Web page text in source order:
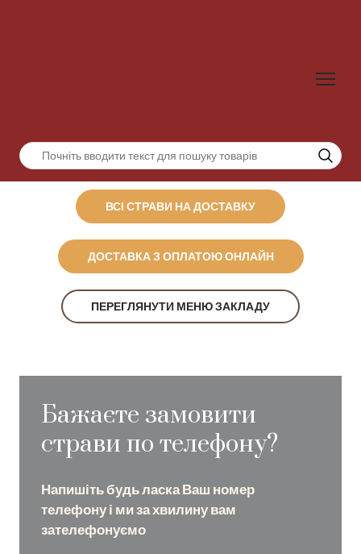
ВСІ СТРАВИ НА ДОСТАВКУ
ДОСТАВКА З ОПЛАТОЮ ОНЛАЙН
ПЕРЕГЛЯНУТИ МЕНЮ ЗАКЛАДУ
Бажаєте замовити
страви по телефону?
Напишіть будь ласка Ваш номер
телефону і ми за хвилину вам
зателефонуємо